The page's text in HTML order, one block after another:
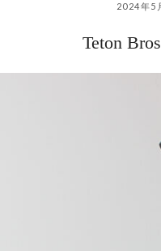
2024年5
Teton